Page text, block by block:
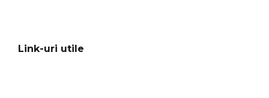
Link-uri utile